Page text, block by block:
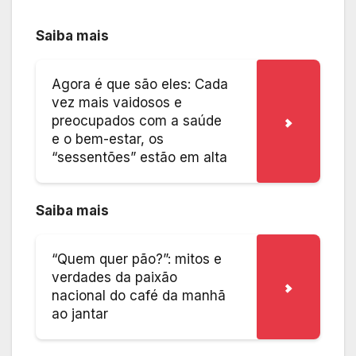
Saiba mais
Agora é que são eles: Cada
vez mais vaidosos e
preocupados com a saúde
e o bem-estar, os
“sessentões” estão em alta
Saiba mais
“Quem quer pão?”: mitos e
verdades da paixão
nacional do café da manhã
ao jantar